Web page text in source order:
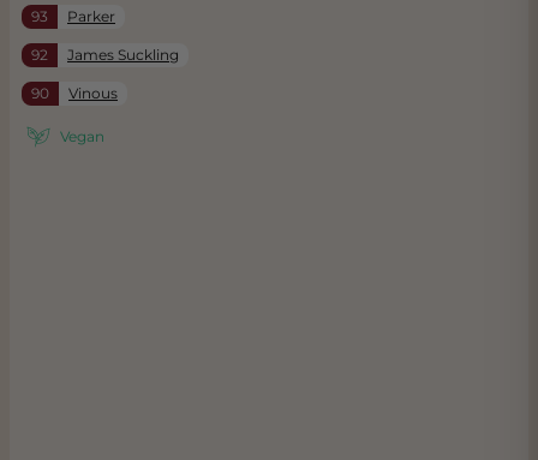
93 Parker
92 James Suckling
90 Vinous
Vegan